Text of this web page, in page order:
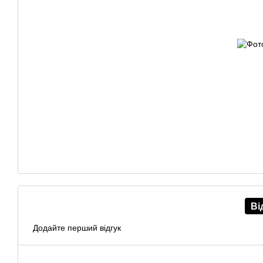
Додайте перший відгук